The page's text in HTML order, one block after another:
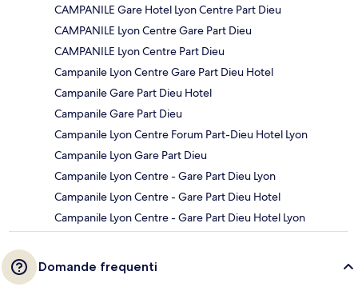
CAMPANILE Gare Hotel Lyon Centre Part Dieu
CAMPANILE Lyon Centre Gare Part Dieu
CAMPANILE Lyon Centre Part Dieu
Campanile Lyon Centre Gare Part Dieu Hotel
Campanile Gare Part Dieu Hotel
Campanile Gare Part Dieu
Campanile Lyon Centre Forum Part-Dieu Hotel Lyon
Campanile Lyon Gare Part Dieu
Campanile Lyon Centre - Gare Part Dieu Lyon
Campanile Lyon Centre - Gare Part Dieu Hotel
Campanile Lyon Centre - Gare Part Dieu Hotel Lyon
Domande frequenti